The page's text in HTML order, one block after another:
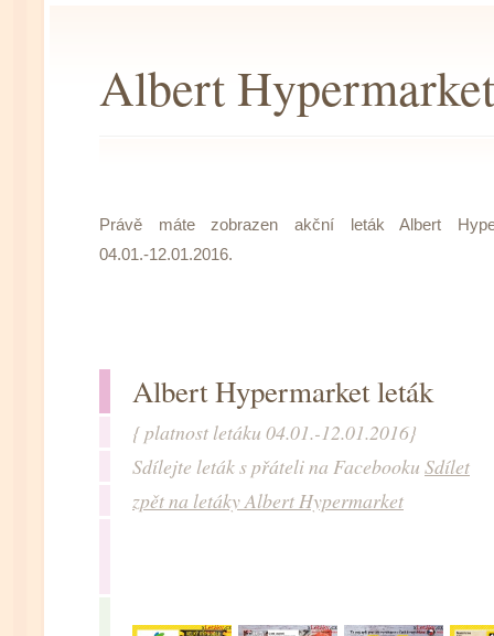
Albert
Právě máte zobrazen akční leták Albert
04.01.-12.01.2016.
Albert Hypermarket leták
{ platnost letáku 04.01.-12.01.2016}
Sdílejte leták s přáteli na Facebooku Sdílet
zpět na letáky Albert Hypermarket